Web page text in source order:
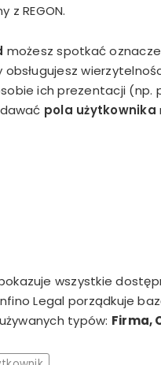
z REGON.
możesz spotkać
obsługujesz
ich prezentacji (np.
pola użytkownika
wszystkie
Legal porządkuje
typów: Firma,